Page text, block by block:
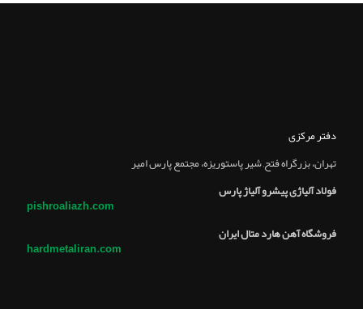
دفتر مرکزی
تهران، بزرگراه فتح, شير پاستوريزه، مجتمع پارس امير
فولاد آلیاژی پیشرو آلیاژ پارس
pishroaliazh.com
فروشگاه آهن هارد متال ایران
hardmetaliran.com